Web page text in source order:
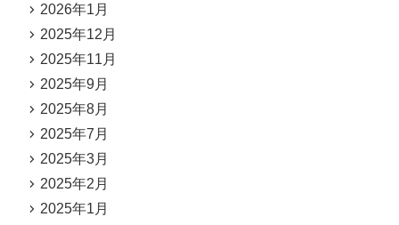
2026年1月
2025年12月
2025年11月
2025年9月
2025年8月
2025年7月
2025年3月
2025年2月
2025年1月